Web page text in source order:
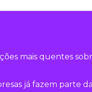
mais quentes
já fazem parte